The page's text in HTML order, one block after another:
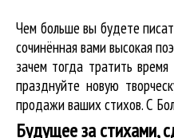
Чем больше вы будете
сочинённая вами высокая
зачем тогда тратить
празднуйте новую
продажи ваших стихов. С
Будущее за стихами,